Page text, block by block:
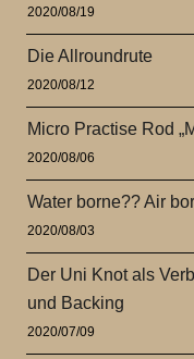
2020/08/19
Die Allroundrute
2020/08/12
Micro Practise Rod
2020/08/06
Water borne?? Air
2020/08/03
Der Uni Knot als
und Backing
2020/07/09